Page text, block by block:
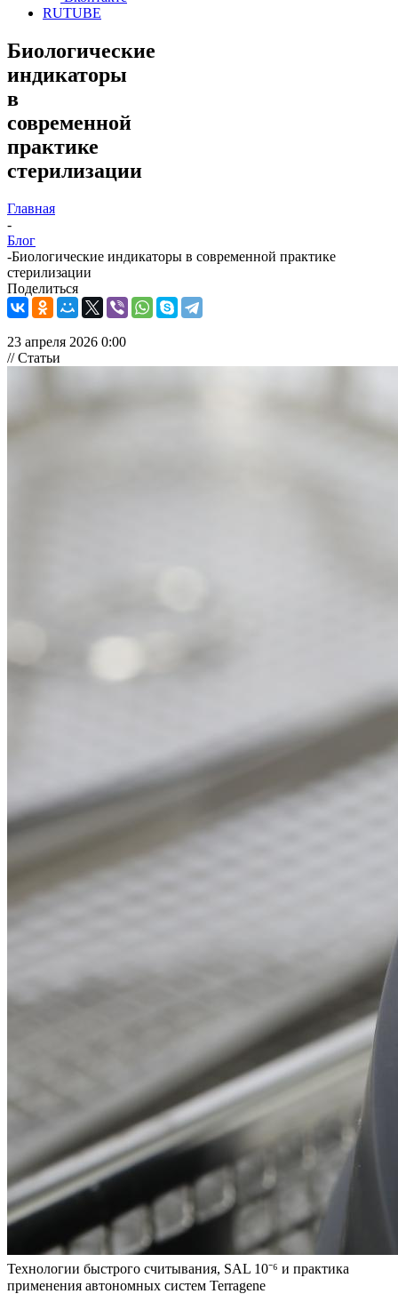
RUTUBE
Биологические
индикаторы
в
современной
практике
стерилизации
Главная
-
Блог
-Биологические индикаторы в современной практике
стерилизации
Поделиться
23 апреля 2026 0:00
// Статьи
Технологии быстрого считывания, SAL 10⁻⁶ и практика
применения автономных систем Terragene